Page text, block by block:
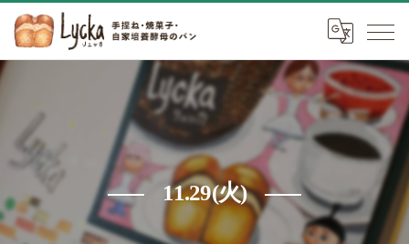
11.29(火)